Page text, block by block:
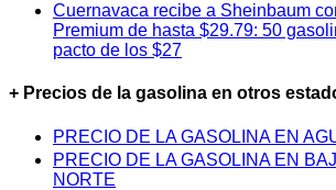
Cuernavaca recibe a Sheinbaum
Premium de hasta $29.79: 50
pacto de los $27
+ Precios de la gasolina en otros
PRECIO DE LA GASOLINA EN
PRECIO DE LA GASOLINA EN
NORTE